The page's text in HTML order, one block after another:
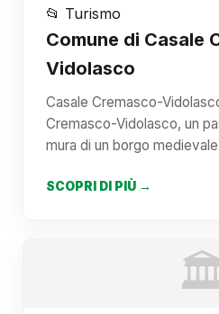
📂 Turismo
Comune di Casale
Vidolasco
Casale Cremasco-
Cremasco-Vidolasco, un
mura di un borgo
SCOPRI DI PIÙ →